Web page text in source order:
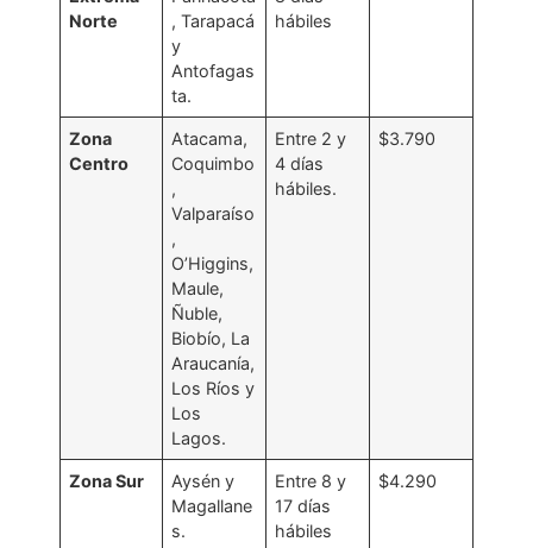
Norte
, Tarapacá
y
Antofagas
ta.
hábiles
Zona
Centro
Atacama,
Coquimbo
,
Valparaíso
,
O’Higgins,
Maule,
Ñuble,
Biobío, La
Araucanía,
Los Ríos y
Los
Lagos.
Entre 2 y
4 días
hábiles.
$3.790
Zona Sur
Aysén y
Magallane
s.
Entre 8 y
17 días
hábiles
$4.290